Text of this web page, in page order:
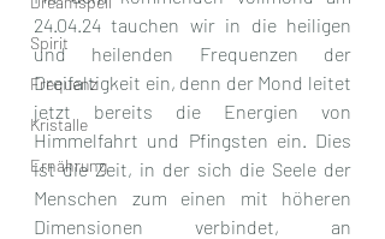
Spirit
Frequenz
Kristalle
Ernährung
24.04.24 tauchen wir in die heiligen
und heilenden Frequenzen der
Dreifaltigkeit ein, denn der Mond leitet
jetzt bereits die Energien von
Himmelfahrt und Pfingsten ein. Dies
ist die Zeit, in der sich die Seele der
Menschen zum einen mit höheren
Dimensionen verbindet, an